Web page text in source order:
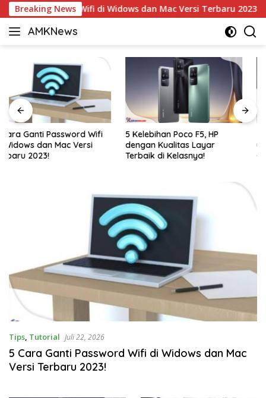
Langsung
ke
konten
Breaking News
Password Wifi di Widows dan Mac Versi Terbaru 2023!
AMKNews
Satu
Sejuta
Informasi
5 Kelebihan Poco F5, HP
dengan Kualitas Layar
Terbaik di Kelasnya!
5 Cara Memulai Trading
untuk Pemula, Jangan
Gegabah dalam Mengambil
Tips, Tutorial Juli 22, 2026
5 Cara Ganti Password Wifi di Widows dan Mac
Versi Terbaru 2023!